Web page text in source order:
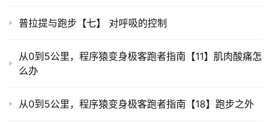
普拉提与跑步【七】 对呼吸的控制
从0到5公里，程序猿变身极客跑者指南【11】肌肉酸痛怎
么办
从0到5公里，程序猿变身极客跑者指南【18】跑步之外